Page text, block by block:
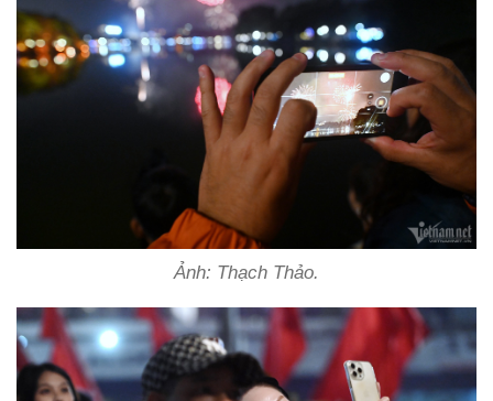
Ảnh: Thạch Thảo.